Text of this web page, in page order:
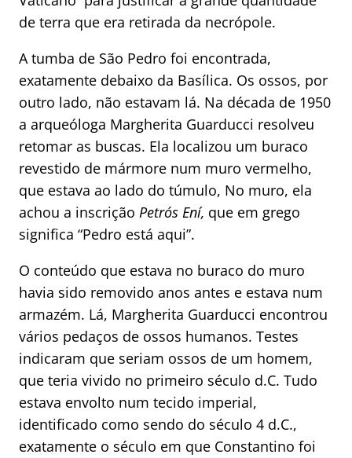
de terra que era retirada da necrópole.
A tumba de São Pedro foi encontrada,
exatamente debaixo da Basílica. Os ossos, por
outro lado, não estavam lá. Na década de 1950
a arqueóloga Margherita Guarducci resolveu
retomar as buscas. Ela localizou um buraco
revestido de mármore num muro vermelho,
que estava ao lado do túmulo, No muro, ela
achou a inscrição Petrós Ení, que em grego
significa “Pedro está aqui”.
O conteúdo que estava no buraco do muro
havia sido removido anos antes e estava num
armazém. Lá, Margherita Guarducci encontrou
vários pedaços de ossos humanos. Testes
indicaram que seriam ossos de um homem,
que teria vivido no primeiro século d.C. Tudo
estava envolto num tecido imperial,
identificado como sendo do século 4 d.C.,
exatamente o século em que Constantino foi